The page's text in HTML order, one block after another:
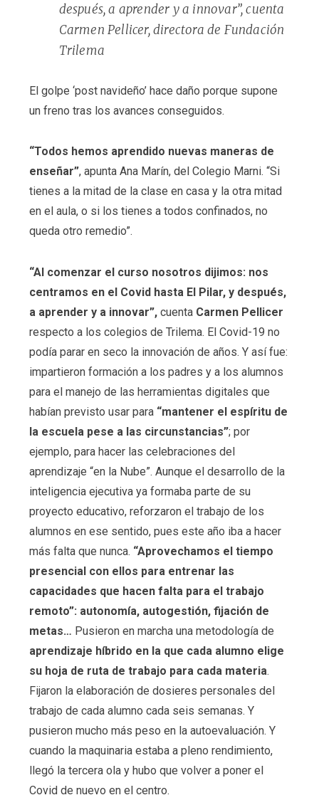
después, a aprender y a innovar”, cuenta
Carmen Pellicer, directora de Fundación
Trilema
El golpe ‘post navideño’ hace daño porque supone
un freno tras los avances conseguidos.
“Todos hemos aprendido nuevas maneras de
enseñar”, apunta Ana Marín, del Colegio Marni. “Si
tienes a la mitad de la clase en casa y la otra mitad
en el aula, o si los tienes a todos confinados, no
queda otro remedio”.
“Al comenzar el curso nosotros dijimos: nos
centramos en el Covid hasta El Pilar, y después,
a aprender y a innovar”,cuenta Carmen Pellicer
respecto a los colegios de Trilema. El Covid-19 no
podía parar en seco la innovación de años. Y así fue:
impartieron formación a los padres y a los alumnos
para el manejo de las herramientas digitales que
habían previsto usar para“mantener el espíritu de
la escuela pese a las circunstancias”; por
ejemplo, para hacer las celebraciones del
aprendizaje “en la Nube”. Aunque el desarrollo de la
inteligencia ejecutiva ya formaba parte de su
proyecto educativo, reforzaron el trabajo de los
alumnos en ese sentido, pues este año iba a hacer
más falta que nunca. “Aprovechamos el tiempo
presencial con ellos para entrenar las
capacidades que hacen falta para el trabajo
remoto”: autonomía, autogestión, fijación de
metas… Pusieron en marcha una metodología de
aprendizaje híbrido en la que cada alumno elige
su hoja de ruta de trabajo para cada materia.
Fijaron la elaboración de dosieres personales del
trabajo de cada alumno cada seis semanas. Y
pusieron mucho más peso en la autoevaluación. Y
cuando la maquinaria estaba a pleno rendimiento,
llegó la tercera ola y hubo que volver a poner el
Covid de nuevo en el centro.